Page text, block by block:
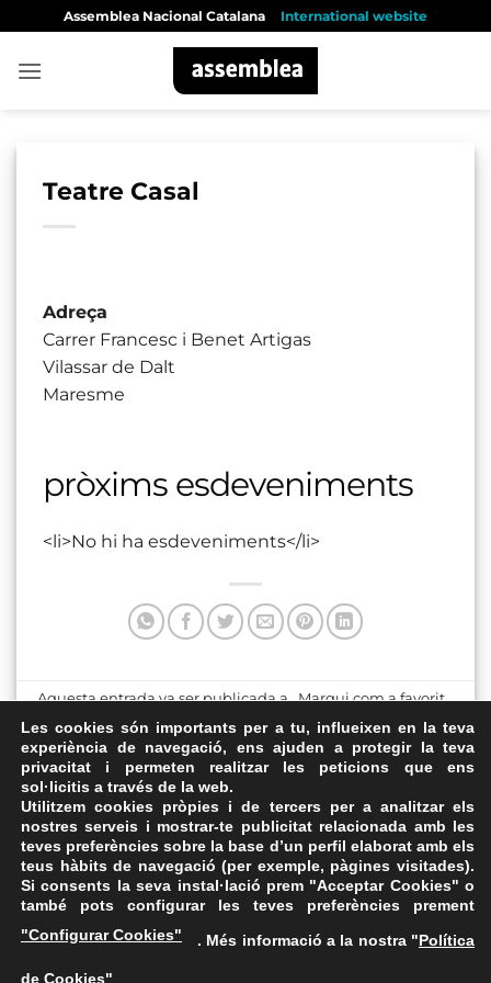
content
Assemblea Nacional Catalana International website
Teatre Casal
Adreça
Carrer Francesc i Benet Artigas
Vilassar de Dalt
Maresme
pròxims esdeveniments
<li>No hi ha esdeveniments</li>
Aquesta entrada va ser publicada a . Marqui com a favorit
Enllaç permanent
Sala de cultura
Plaça de la Marina de
Sants
FAQs
Les cookies són importants per a tu, influeixen en la teva
experiència de navegació, ens ajuden a protegir la teva
privacitat i permeten realitzar les peticions que ens
sol·licitis a través de la web.
Utilitzem cookies pròpies i de tercers per a analitzar els
nostres serveis i mostrar-te publicitat relacionada amb les
teves preferències sobre la base d’un perfil elaborat amb els
teus hàbits de navegació (per exemple, pàgines visitades).
Si consents la seva instal·lació prem "Acceptar Cookies" o
també pots configurar les teves preferències prement
"Configurar Cookies"
. Més informació a la nostra "Política
de Cookies"